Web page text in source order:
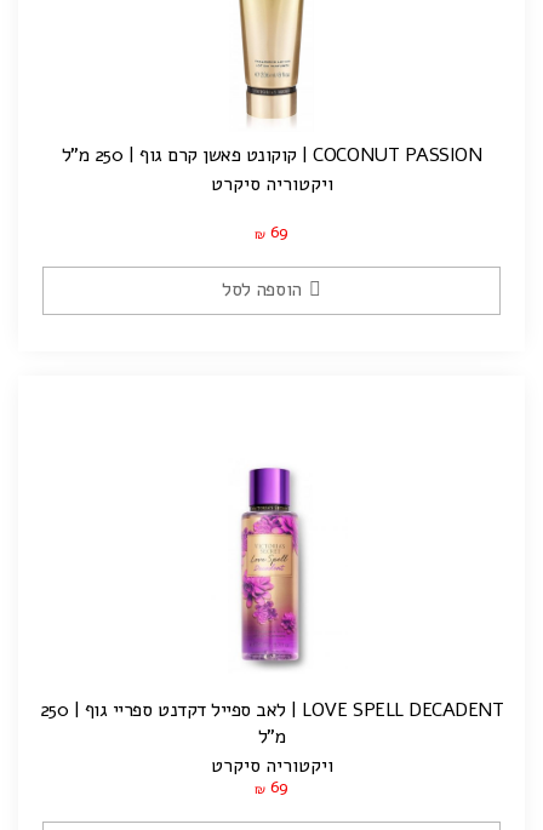
COCONUT PASSION | קוקונט פאשן קרם גוף | 250 מ"ל
ויקטוריה סיקרט
₪ 69
הוספה לסל
LOVE SPELL DECADENT | לאב ספייל דקדנט ספריי גוף | 250
מ"ל
ויקטוריה סיקרט
₪ 69